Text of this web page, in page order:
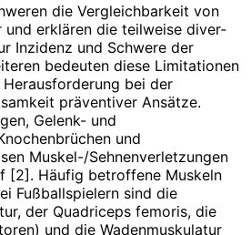
die Vergleichbarkeit von
und erklären die teilweise diver­
Inzidenz und Schwere der
bedeuten diese Limitationen
bei der
präventiver Ansätze.
Gelenk- und
und
Muskel-/Sehnenverletzungen
[2]. Häufig betroffene Muskeln
Fußballspielern sind die
der Quadriceps femoris, die
und die Wadenmuskulatur